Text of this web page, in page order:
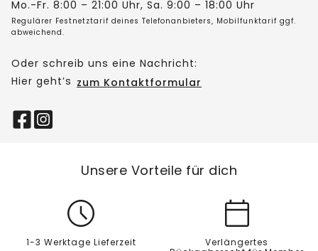
Mo.-Fr. 8:00 – 21:00 Uhr, Sa. 9:00 – 18:00 Uhr
Regulärer Festnetztarif deines Telefonanbieters, Mobilfunktarif ggf.
abweichend.
Oder schreib uns eine Nachricht:
Hier geht’s zum Kontaktformular
Unsere Vorteile für dich
1-3 Werktage Lieferzeit
Verlängertes